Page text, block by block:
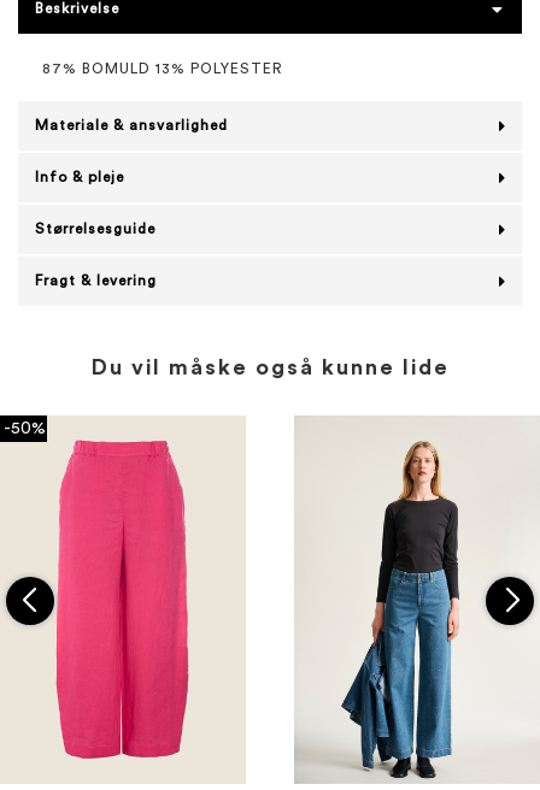
Beskrivelse
87% BOMULD 13% POLYESTER
Materiale & ansvarlighed
Info & pleje
Størrelsesguide
Fragt & levering
Du vil måske også kunne lide
-50%